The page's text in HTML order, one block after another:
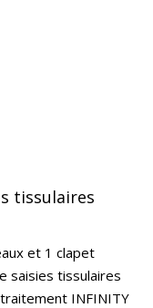
tissulaires
et 1 clapet
saisies tissulaires
INFINITY